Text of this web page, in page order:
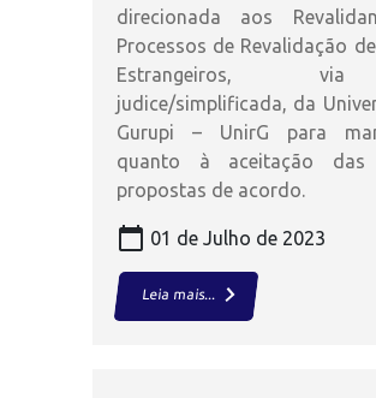
direcionada aos
Processos de Revalidação
Estrangeiros,
judice/simplificada, da
Gurupi – UnirG para
quanto à aceitação das
propostas de acordo.
calendar_today 01 de Julho de 2023
Leia mais...keyboard_arrow_right